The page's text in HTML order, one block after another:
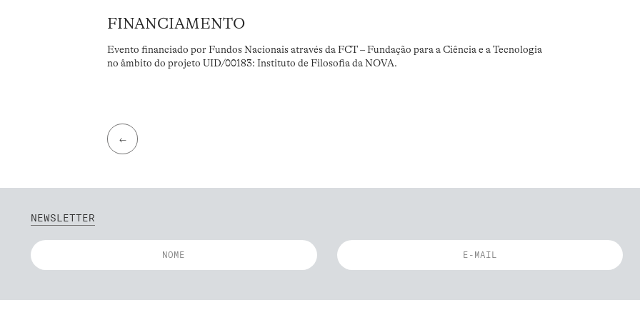
FINANCIAMENTO
Evento financiado por Fundos Nacionais através da FCT – Fundação para a Ciência e a Tecnologia
no âmbito do projeto UID/00183: Instituto de Filosofia da NOVA.
←
NEWSLETTER